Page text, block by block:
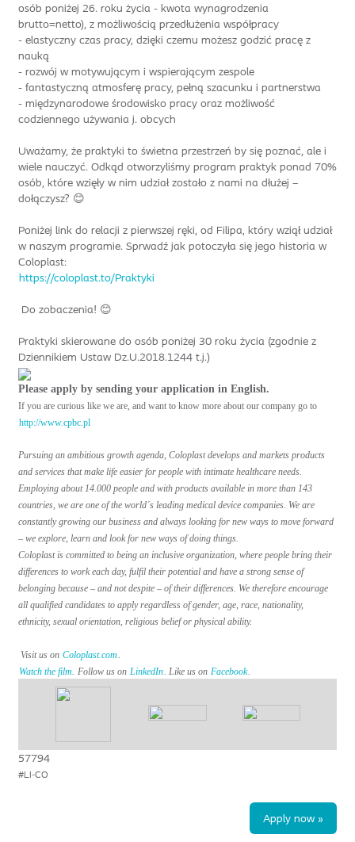
osób poniżej 26. roku życia - kwota wynagrodzenia
brutto=netto), z możliwością przedłużenia współpracy
- elastyczny czas pracy, dzięki czemu możesz godzić pracę z
nauką
- rozwój w motywującym i wspierającym zespole
- fantastyczną atmosferę pracy, pełną szacunku i partnerstwa
- międzynarodowe środowisko pracy oraz możliwość
codziennego używania j. obcych
Uważamy, że praktyki to świetna przestrzeń by się poznać, ale i
wiele nauczyć. Odkąd otworzyliśmy program praktyk ponad 70%
osób, które wzięły w nim udział zostało z nami na dłużej –
dołączysz? 😊
Poniżej link do relacji z pierwszej ręki, od Filipa, który wziął udział
w naszym programie. Sprwadź jak potoczyła się jego historia w
Coloplast:
https://coloplast.to/Praktyki
Do zobaczenia! 😊
Praktyki skierowane do osób poniżej 30 roku życia (zgodnie z
Dziennikiem Ustaw Dz.U.2018.1244 t.j.)
Please apply by sending your application in English.
If you are curious like we are, and want to know more about our company go to
http://www.cpbc.pl
Pursuing an ambitious growth agenda, Coloplast develops and markets products
and services that make life easier for people with intimate healthcare needs.
Employing about 14.000 people and with products available in more than 143
countries, we are one of the world´s leading medical device companies. We are
constantly growing our business and always looking for new ways to move forward
– we explore, learn and look for new ways of doing things.
Coloplast is committed to being an inclusive organization, where people bring their
differences to work each day, fulfil their potential and have a strong sense of
belonging because – and not despite – of their differences. We therefore encourage
all qualified candidates to apply regardless of gender, age, race, nationality,
ethnicity, sexual orientation, religious belief or physical ability.
Visit us on Coloplast.com.
Watch the film. Follow us on LinkedIn. Like us on Facebook.
57794
#LI-CO
Apply now »